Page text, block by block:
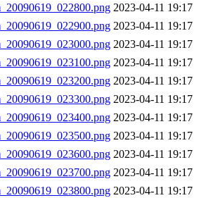
2023-04-11 19:17
2023-04-11 19:17
2023-04-11 19:17
2023-04-11 19:17
2023-04-11 19:17
2023-04-11 19:17
2023-04-11 19:17
2023-04-11 19:17
2023-04-11 19:17
2023-04-11 19:17
2023-04-11 19:17